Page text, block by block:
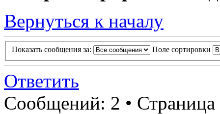
Вернуться к началу
Показать сообщения за: Поле сортировки
Ответить
Сообщений: 2 • Страница